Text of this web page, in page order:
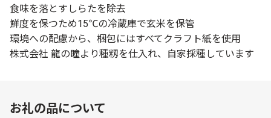
食味を落とすしらたを除去
鮮度を保つため15℃の冷蔵庫で玄米を保管
環境への配慮から、梱包にはすべてクラフト紙を使用
株式会社 龍の瞳より種籾を仕入れ、自家採種しています
お礼の品について